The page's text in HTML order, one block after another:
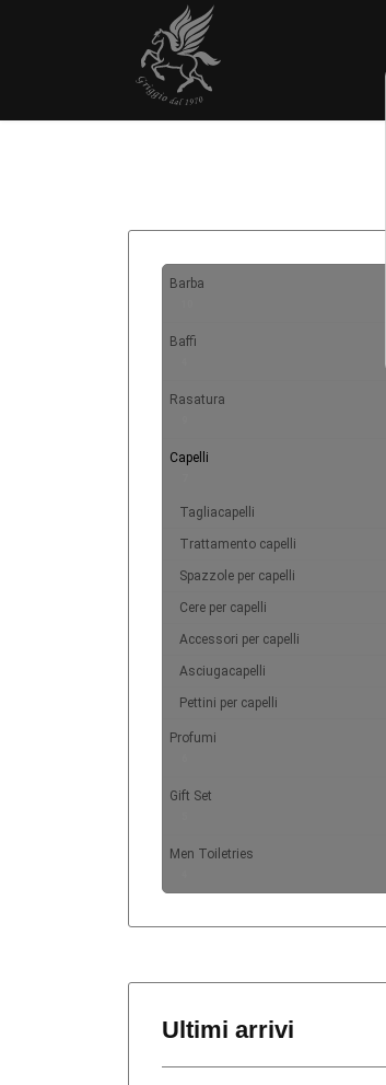
Barba
Baffi
Rasatura
Capelli
Tagliacapelli
Trattamento capelli
Spazzole per capelli
Cere per capelli
Accessori per capelli
Asciugacapelli
Pettini per capelli
Profumi
Gift Set
Men Toiletries
Ultimi arrivi